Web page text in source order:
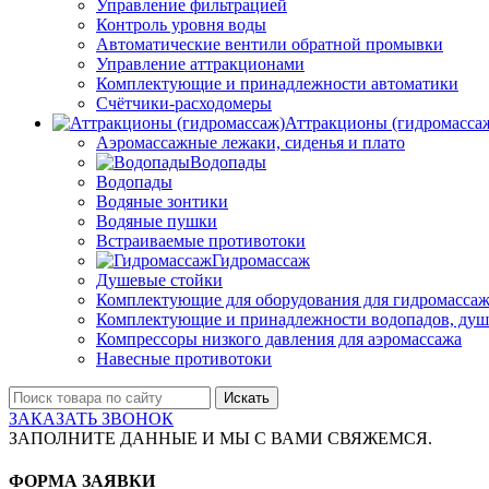
Управление фильтрацией
Контроль уровня воды
Автоматические вентили обратной промывки
Управление аттракционами
Комплектующие и принадлежности автоматики
Счётчики-расходомеры
Аттракционы
Аэромассажные лежаки, сиденья и плато
Водопады
Водопады
Водяные зонтики
Водяные пушки
Встраиваемые противотоки
Гидромассаж
Душевые стойки
Комплектующие для оборудования для
Комплектующие и принадлежности водопадов,
Компрессоры низкого давления для аэромассажа
Навесные противотоки
Искать
ЗАКАЗАТЬ ЗВОНОК
ЗАПОЛНИТЕ ДАННЫЕ И МЫ С ВАМИ СВЯЖЕМСЯ.
ФОРМА ЗАЯВКИ